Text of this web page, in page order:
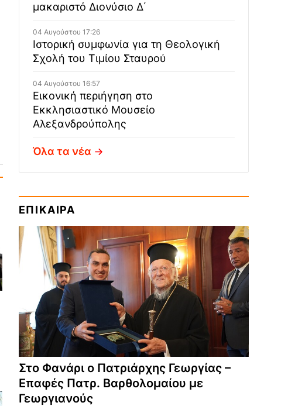
μακαριστό Διονύσιο Δ΄
04 Αυγούστου 17:26
Ιστορική συμφωνία για τη Θεολογική
Σχολή του Τιμίου Σταυρού
04 Αυγούστου 16:57
Εικονική περιήγηση στο
Εκκλησιαστικό Μουσείο
Αλεξανδρούπολης
Όλα τα νέα
ΕΠΙΚΑΙΡΑ
Στο Φανάρι ο Πατριάρχης Γεωργίας –
Επαφές Πατρ. Βαρθολομαίου με
Γεωργιανούς